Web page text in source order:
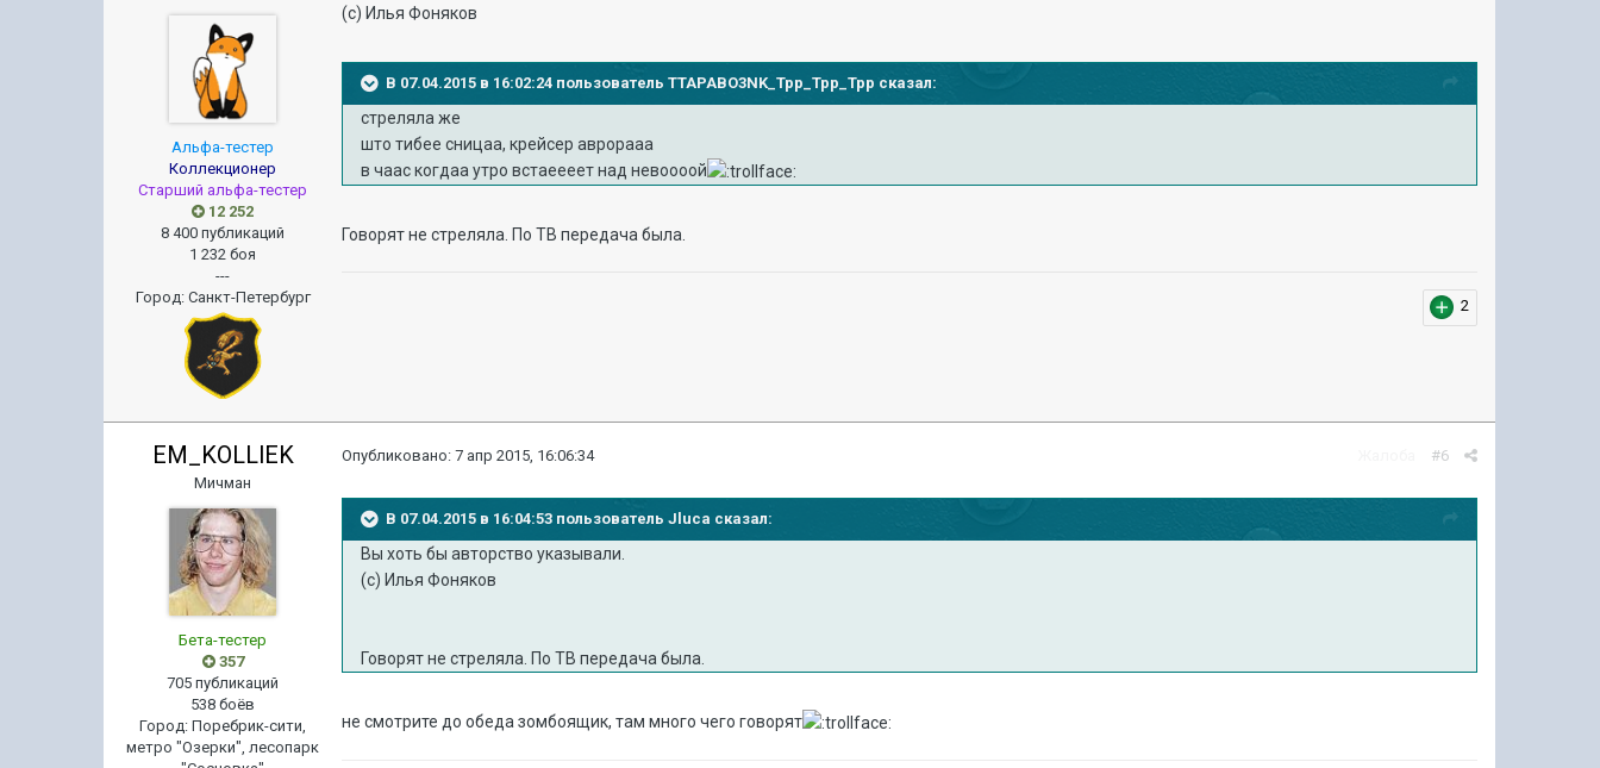
Альфа-тестер
Коллекционер
Старший альфа-тестер
12 252
8 400 публикаций
1 232 боя
---
Город: Санкт-Петербург
(с) Илья Фоняков
В 07.04.2015 в 16:02:24 пользователь TTAPABO3NK_Tpp_Tpp_Tpp сказал:
стреляла же
што тибее сницаа, крейсер аврорааа
в чаас когдаа утро встаеееет над невоооой
Говорят не стреляла. По ТВ передача была.
2
EM_KOLLlEK
Мичман
Бета-тестер
357
705 публикаций
538 боёв
Город:Поребрик-сити,
метро "Озерки", лесопарк
#6
Опубликовано:7 апр 2015, 16:06:34
В 07.04.2015 в 16:04:53 пользователь Jluca сказал:
Вы хоть бы авторство указывали.
(с) Илья Фоняков
Говорят не стреляла. По ТВ передача была.
не смотрите до обеда зомбоящик, там много чего говорят